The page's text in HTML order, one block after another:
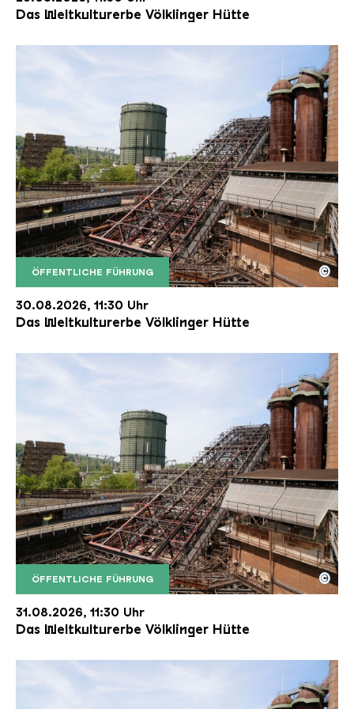
Das Weltkulturerbe Völklinger Hütte
ÖFFENTLICHE FÜHRUNG
Der Erzschrägaufzug der Völklinger Hütte mit
Copyright: Weltkulturerbe Völklinger Hütte | Karl
©
30.08.2026, 11:30 Uhr
Das Weltkulturerbe Völklinger Hütte
ÖFFENTLICHE FÜHRUNG
Der Erzschrägaufzug der Völklinger Hütte mit
Copyright: Weltkulturerbe Völklinger Hütte | Karl
©
31.08.2026, 11:30 Uhr
Das Weltkulturerbe Völklinger Hütte